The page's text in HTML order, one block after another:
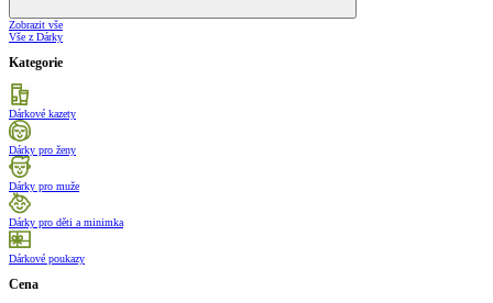
Zobrazit vše
Vše z Dárky
Kategorie
Dárkové kazety
Dárky pro ženy
Dárky pro muže
Dárky pro děti a minimka
Dárkové poukazy
Cena